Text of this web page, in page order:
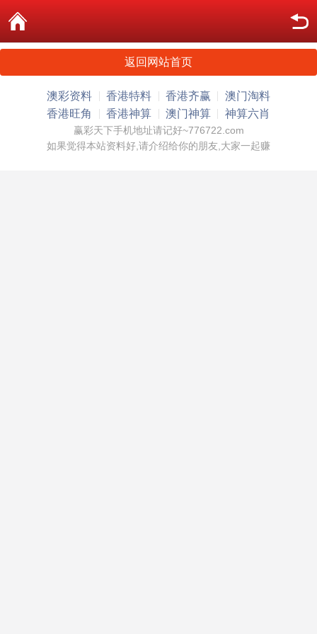
返回网站首页
澳彩资料 香港特料 香港齐赢
澳门淘料
香港旺角
香港神算 澳门神算 神算六肖
赢彩天下手机地址请记好~776722.com
如果觉得本站资料好,请介绍给你的朋友,大家一起赚